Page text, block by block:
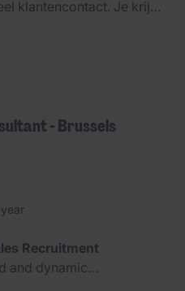
klantencontact. Je krijgt
een aantrekkelijk
- Brussels
Recruitment
and dynamic